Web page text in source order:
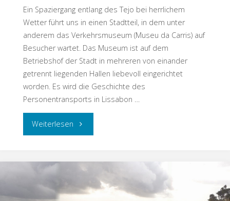
Ein Spaziergang entlang des Tejo bei herrlichem
Wetter führt uns in einen Stadtteil, in dem unter
anderem das Verkehrsmuseum (Museu da Carris) auf
Besucher wartet. Das Museum ist auf dem
Betriebshof der Stadt in mehreren von einander
getrennt liegenden Hallen liebevoll eingerichtet
worden. Es wird die Geschichte des
Personentransports in Lissabon …
Weiterlesen